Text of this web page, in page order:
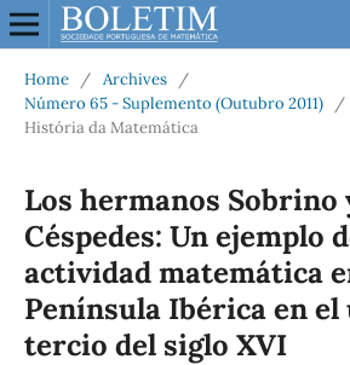
Home / Archives
/
Número 65 - Suplemento (Outubro 2011)
/
História da Matemática
Los hermanos Sobrino
Céspedes: Un ejemplo
actividad matemática
Península Ibérica en
tercio del siglo XVI